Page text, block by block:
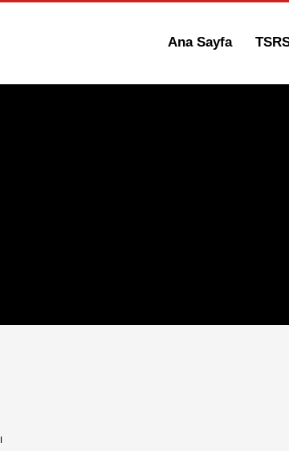
Ana Sayfa